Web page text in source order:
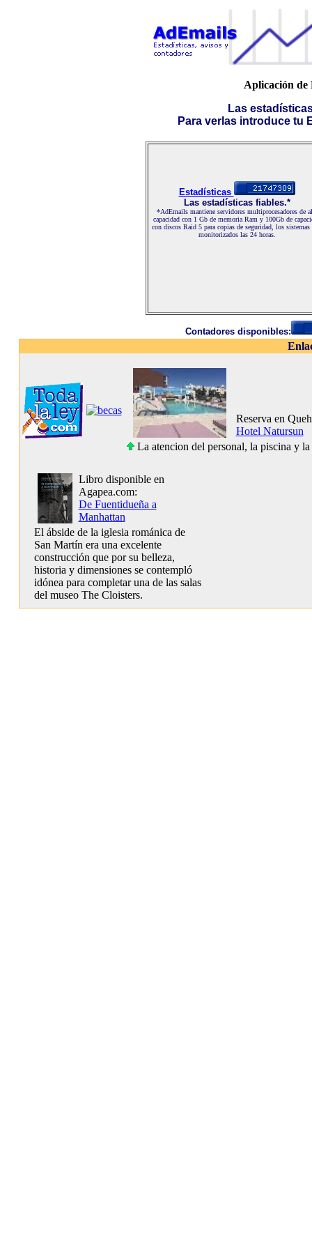
Aplicación de
Las
Para verlas introduce tu
Estadísticas
Las estadísticas fiables.*
*AdEmails mantiene servidores multiprocesadores de
capacidad con 1 Gb de memoria Ram y 100Gb de
con discos Raid 5 para copias de seguridad, los sistemas
monitorizados las 24 horas.
Contadores disponibles:
Reserva en
Hotel Natursun
La atencion del personal, la piscina y la
Libro disponible en
Agapea.com:
De Fuentidueña a
Manhattan
El ábside de la iglesia románica de
San Martín era una excelente
construcción que por su belleza,
historia y dimensiones se contempló
idónea para completar una de las salas
del museo The Cloisters.